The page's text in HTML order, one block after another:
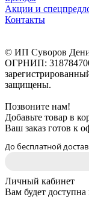
Акции и
Контакты
© ИП Суворов
ОГРНИП:
защищены.
Позвоните нам!
Добавьте товар в
Ваш заказ готов к
До бесплатной
Личный кабинет
Вам будет доступна